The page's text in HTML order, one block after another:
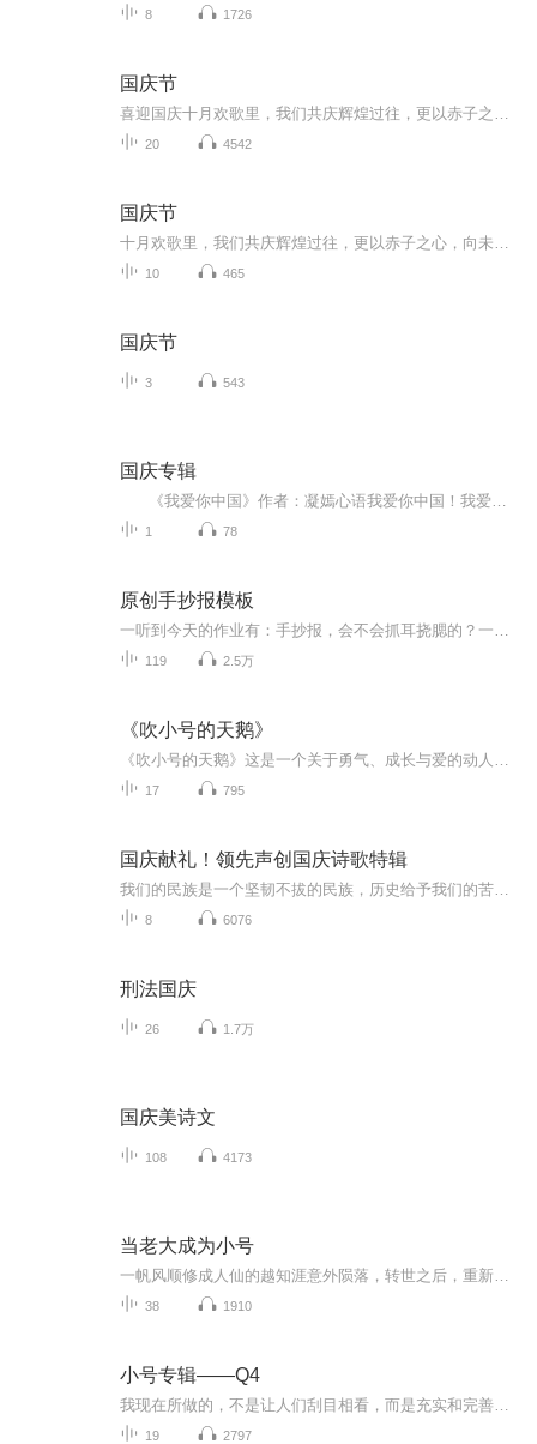
8 1726
国庆节
20 4542
国庆节
10 465
国庆节
3 543
国庆专辑
1 78
原创手抄报模板
119 2.5万
《吹小号的天鹅》
17 795
国庆献礼！领先声创国庆诗歌特辑
8 6076
刑法国庆
26 1.7万
国庆美诗文
108 4173
当老大成为小号
38 1910
小号专辑——Q4
19 2797